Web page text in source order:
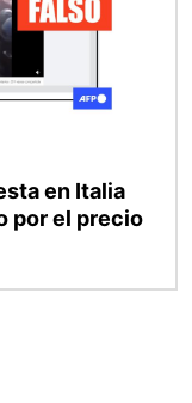
en Italia
por el precio